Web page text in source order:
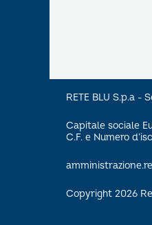
RETE BLU S.p.a -
Capitale sociale
C.F. e Numero
Copyright 2026